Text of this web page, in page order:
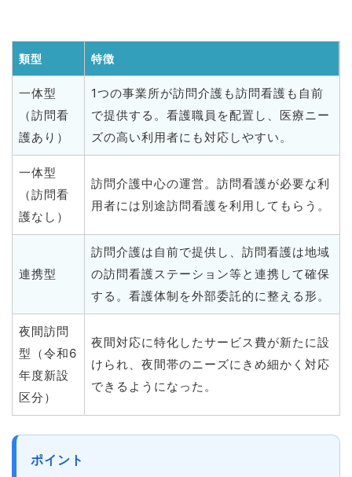
類型 特徴
一体型
（訪問看
護あり）
1つの事業所が訪問介護も訪問看護も自前
で提供する。看護職員を配置し、医療ニー
ズの高い利用者にも対応しやすい。
一体型
（訪問看
護なし）
訪問介護中心の運営。訪問看護が必要な利
用者には別途訪問看護を利用してもらう。
連携型
訪問介護は自前で提供し、訪問看護は地域
の訪問看護ステーション等と連携して確保
する。看護体制を外部委託的に整える形。
夜間訪問
型（令和6
年度新設
区分）
夜間対応に特化したサービス費が新たに設
けられ、夜間帯のニーズにきめ細かく対応
できるようになった。
ポイント